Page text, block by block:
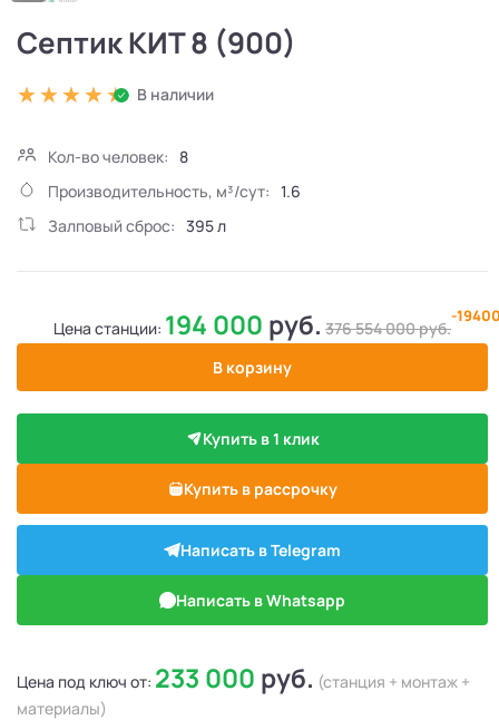
Септик КИТ 8 (900)
В наличии
Кол-во человек:
8
Производительность, м³/сут: 1.6
Залповый сброс: 395 л
Цена станции: 194 000 руб. 376 554 000руб.
-
В корзину
Купить в 1 клик
Купить в рассрочку
Написать в Telegram
Написать в Whatsapp
Цена под ключ от: 233 000 руб. (станция + монтаж +
материалы)